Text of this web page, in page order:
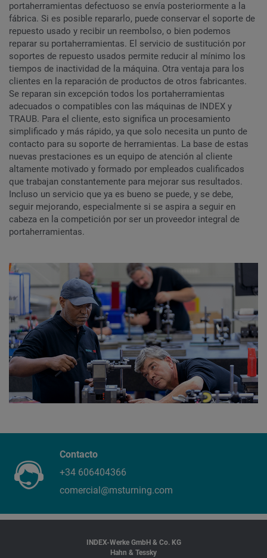
portaherramientas defectuoso se envía posteriormente a la
fábrica. Si es posible repararlo, puede conservar el soporte de
repuesto usado y recibir un reembolso, o bien podemos
reparar su portaherramientas. El servicio de sustitución por
soportes de repuesto usados permite reducir al mínimo los
tiempos de inactividad de la máquina. Otra ventaja para los
clientes en la reparación de productos de otros fabricantes.
Se reparan sin excepción todos los portaherramientas
adecuados o compatibles con las máquinas de INDEX y
TRAUB. Para el cliente, esto significa un procesamiento
simplificado y más rápido, ya que solo necesita un punto de
contacto para su soporte de herramientas. La base de estas
nuevas prestaciones es un equipo de atención al cliente
altamente motivado y formado por empleados cualificados
que trabajan constantemente para mejorar sus resultados.
Incluso un servicio que ya es bueno se puede, y se debe,
seguir mejorando, especialmente si se aspira a seguir en
cabeza en la competición por ser un proveedor integral de
portaherramientas.
Contacto
+34 606404366
comercial@msturning.com
INDEX-Werke GmbH & Co. KG
Hahn & Tessky